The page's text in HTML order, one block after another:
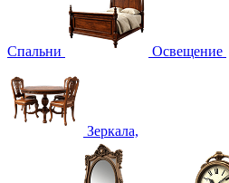
Спальни Освещение
Зеркала,